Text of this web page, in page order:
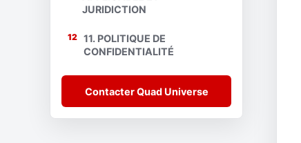
JURIDICTION
12
11. POLITIQUE DE
CONFIDENTIALITÉ
Contacter Quad Universe